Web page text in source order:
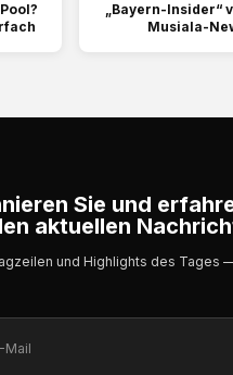
„Bayern-Insider“
Musiala-
Sie und
aktuellen
und Highlights des Tages